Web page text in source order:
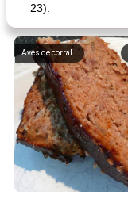
23).
Aves de corral